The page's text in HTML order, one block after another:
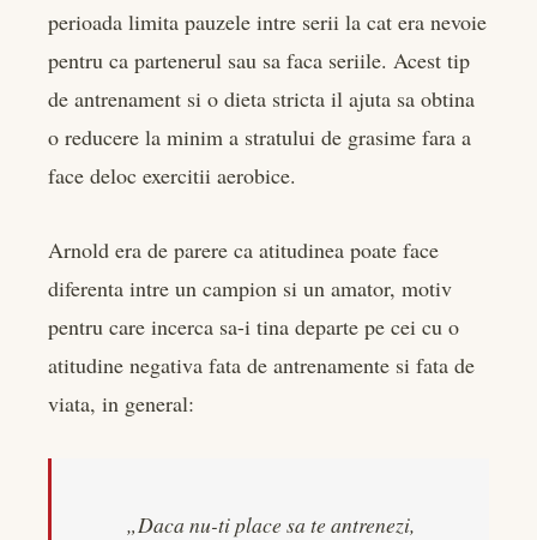
perioada limita pauzele intre serii la cat era nevoie
pentru ca partenerul sau sa faca seriile. Acest tip
de antrenament si o dieta stricta il ajuta sa obtina
o reducere la minim a stratului de grasime fara a
face deloc exercitii aerobice.
Arnold era de parere ca atitudinea poate face
diferenta intre un campion si un amator, motiv
pentru care incerca sa-i tina departe pe cei cu o
atitudine negativa fata de antrenamente si fata de
viata, in general:
„Daca nu-ti place sa te antrenezi,